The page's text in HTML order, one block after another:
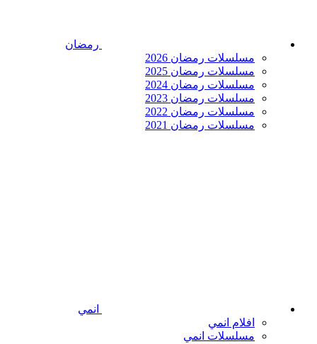
رمضان
مسلسلات رمضان 2026
مسلسلات رمضان 2025
مسلسلات رمضان 2024
مسلسلات رمضان 2023
مسلسلات رمضان 2022
مسلسلات رمضان 2021
انمي
افلام انمي
مسلسلات انمي